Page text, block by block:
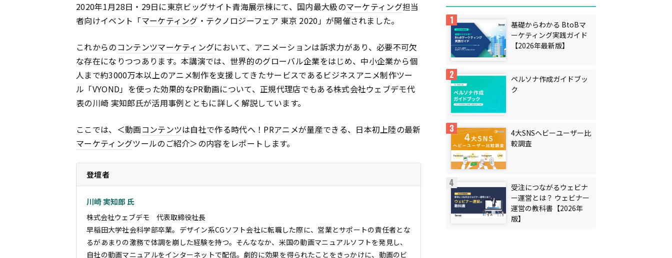
2020年1月28日・29日に東京ビッグサイト青海展示棟にて、国内最大級のマーケティング担当
者向けイベント「マーケティング ・テクノロジーフェア 東京 2020」が開催されました。
これからのコンテンツマーケティングにおいて、アニメーションは訴求力があり、必要不可欠
な存在になりつつあります。本講演では、世界的のグローバル企業をはじめ、中小企業から個
人まで約3000万本以上のアニメ制作を支援してきたサービスであるビジネスアニメ制作ツー
ル「VYOND」を使った効果的なPR動画について、正規代理店でもある株式会社ウェブデモ代
表の川崎 実知郎氏が活用事例とともに詳しく解説しています。
ここでは、＜動画コンテンツは自社で作る時代へ！PRアニメが量産できる、日本初上陸の最新
マーケティングツールのご紹介＞の内容をレポートします。
登壇者
川崎 実知郎 氏
株式会社ウェブデモ 代表取締役社長
早稲田大学社会科学部卒業。デザイン系CGソフト会社に転職した際に、営業とサポートの責任者とな
るがあまりの激務で体調を崩した経験を持つ。そんななか、米国の動画マニュアルソフトを発見し、
自社の動画マニュアルをインターネットで配信。劇的に効果を得られたことをきっかけに、動画のビ
基礎からわかる BtoBマ
ーケティング実践ガイド
【2026年最新版】
ペルソナ作成ガイドブッ
ク
4大SNSヘビーユーザー比
較調査
受注につながるウェビナ
ー運営とは？ ウェビナー
運営の教科書【2026年
版】